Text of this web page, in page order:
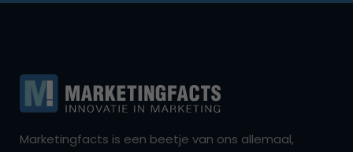
Marketingfacts is een beetje van ons allemaal,